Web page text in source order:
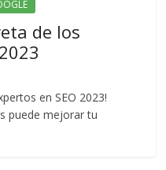
de los
en SEO 2023!
puede mejorar tu